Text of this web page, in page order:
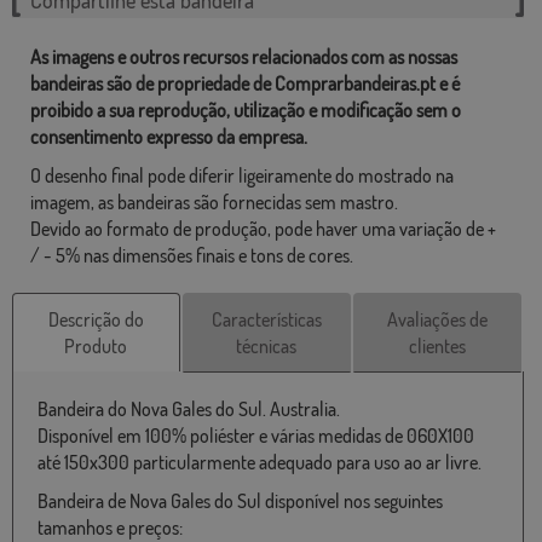
As imagens e outros recursos relacionados com as nossas
bandeiras são de propriedade de Comprarbandeiras.pt e é
proibido a sua reprodução, utilização e modificação sem o
consentimento expresso da empresa.
O desenho final pode diferir ligeiramente do mostrado na
imagem, as bandeiras são fornecidas sem mastro.
Devido ao formato de produção, pode haver uma variação de +
/ - 5% nas dimensões finais e tons de cores.
Descrição do
Produto
Características
técnicas
Avaliações de
clientes
Bandeira do Nova Gales do Sul. Australia.
Disponível em 100% poliéster e várias medidas de 060X100
até 150x300 particularmente adequado para uso ao ar livre.
Bandeira de Nova Gales do Sul disponível nos seguintes
tamanhos e preços: